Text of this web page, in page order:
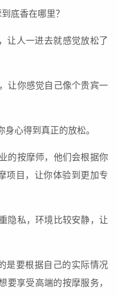
底香在哪里？
让人一进去就感觉放松了
让你感觉自己像个贵宾一
心得到真正的放松。
的按摩师，他们会根据你
项目，让你体验到更加专
隐私，环境比较安静，让
是要根据自己的实际情况
要享受高端的按摩服务，